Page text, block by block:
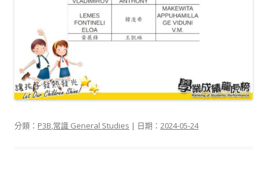
分類： P3B 常識 General Studies | 日期： 2024-05-24